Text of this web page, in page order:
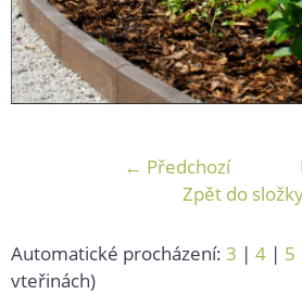
← Předchozí
Zpět do
Automatické procházení: 3 | 4 | 5
vteřinách)